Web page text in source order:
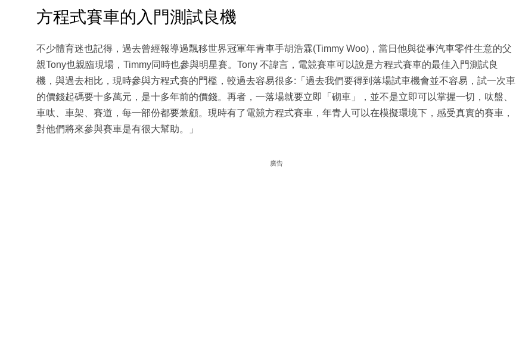
方程式賽車的入門測試良機
不少體育迷也記得，過去曾經報導過飄移世界冠軍年青車手胡浩霖(Timmy Woo)，當日他與從事汽車零件生意的父
親Tony也親臨現場，Timmy同時也參與明星賽。Tony 不諱言，電競賽車可以說是方程式賽車的最佳入門測試良
機，與過去相比，現時參與方程式賽的門檻，較過去容易很多:「過去我們要得到落場試車機會並不容易，試一次車
的價錢起碼要十多萬元，是十多年前的價錢。再者，一落場就要立即「砌車」，並不是立即可以掌握一切，呔盤、
車呔、車架、賽道，每一部份都要兼顧。現時有了電競方程式賽車，年青人可以在模擬環境下，感受真實的賽車，
對他們將來參與賽車是有很大幫助。」
廣告